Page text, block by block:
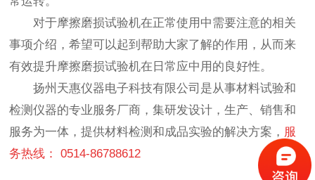
对于摩擦磨损试验机在正常使用中需要注意的相关
事项介绍，希望可以起到帮助大家了解的作用，从而来
有效提升摩擦磨损试验机在日常应中用的良好性。
扬州天惠仪器电子科技有限公司是从事材料试验和
检测仪器的专业服务厂商，集研发设计，生产、销售和
服务为一体，提供材料检测和成品实验的解决方案， 服
务热线： 0514-86788612